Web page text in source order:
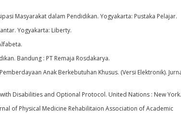
Masyarakat dalam Pendidikan. Yogyakarta: Pustaka Pelajar.
Yogyakarta: Liberty.
Bandung : PT Remaja Rosdakarya.
Anak Berkebutuhan Khusus. (Versi Elektronik).
Disabilities and Optional Protocol. United Nations : New York.
of Physical Medicine Rehabilitaion Association of Academic